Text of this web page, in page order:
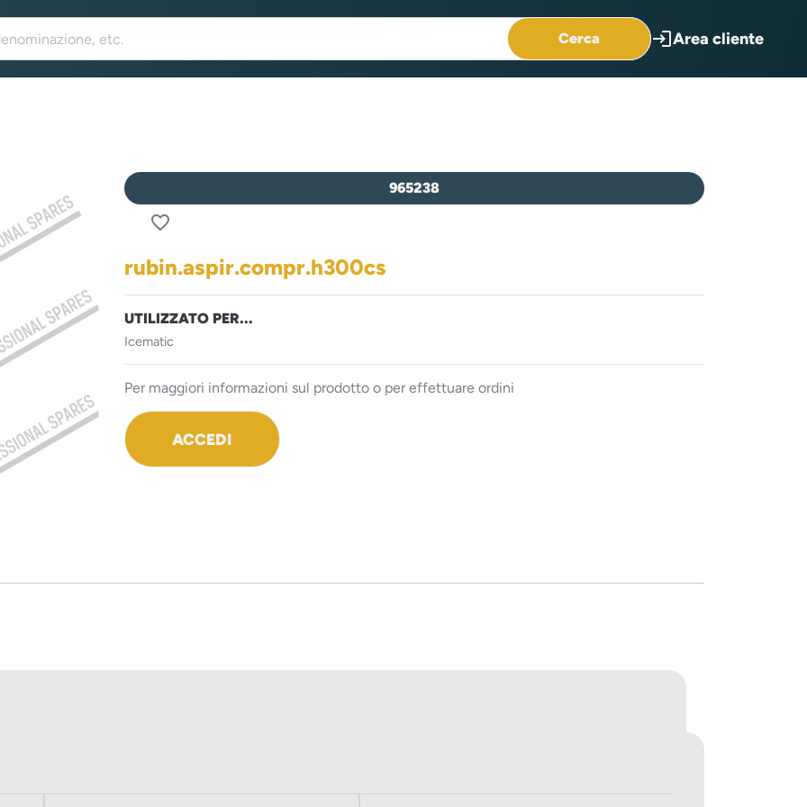
Cerca loginArea cliente
965238
favorite_border
rubin.aspir.compr.h300cs
UTILIZZATO PER...
Icematic
Per maggiori informazioni sul prodotto o per effettuare ordini
ACCEDI